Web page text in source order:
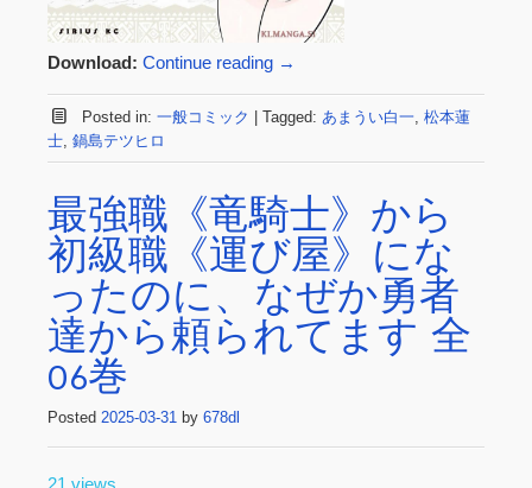
Download: Continue reading →
Posted in: 一般コミック Tagged: あまうい白一, 松本蓮
士, 鍋島テツヒロ
最強職《竜騎士》から
初級職《運び屋》にな
ったのに、なぜか勇者
達から頼られてます 全
06巻
Posted 2025-03-31 by 678dl